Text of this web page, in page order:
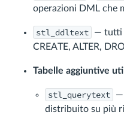
operazioni DML che
stl_ddltext
— tutti
CREATE, ALTER,
Tabelle aggiuntive
stl_querytext
—
distribuito su più